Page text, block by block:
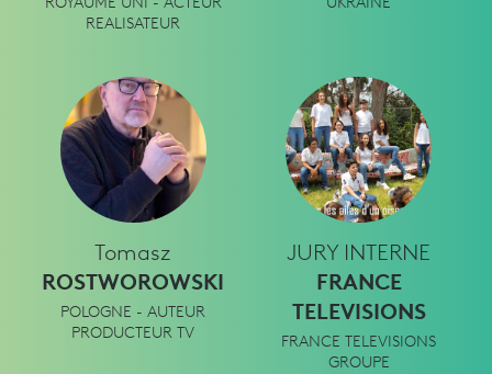
ROYAUME UNI - ACTEUR
REALISATEUR
UKRAINE
Tomasz
ROSTWOROWSKI
POLOGNE - AUTEUR
PRODUCTEUR TV
JURY INTERNE
FRANCE
TELEVISIONS
FRANCE TELEVISIONS
GROUPE